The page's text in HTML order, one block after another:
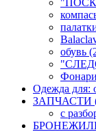
обувь
Одежда для:
ЗАПЧАСТИ
с